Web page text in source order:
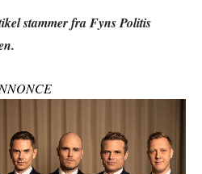
stammer fra Fyns Politis